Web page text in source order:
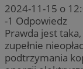
2024-11-15 o
-1 Odpowiedz
Prawda jest
zupełnie
podtrzymania